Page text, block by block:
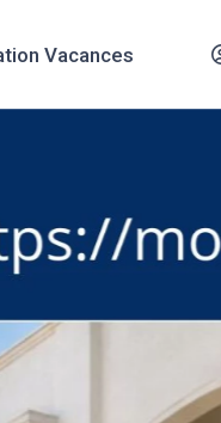
Vacances